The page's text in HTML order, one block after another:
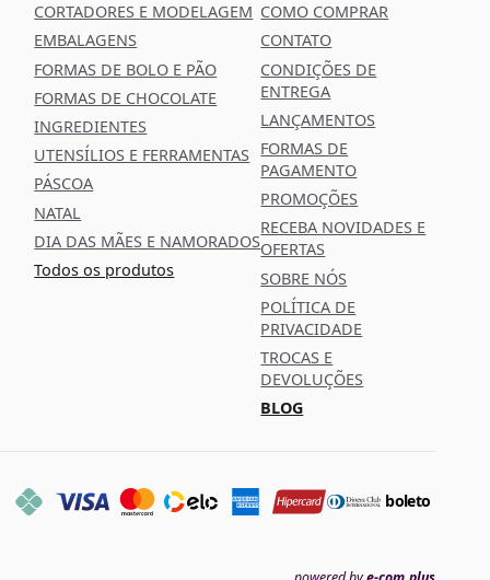
CORTADORES E MODELAGEM
EMBALAGENS
FORMAS DE BOLO E PÃO
FORMAS DE CHOCOLATE
INGREDIENTES
UTENSÍLIOS E FERRAMENTAS
PÁSCOA
NATAL
DIA DAS MÃES E NAMORADOS
Todos os produtos
COMO COMPRAR
CONTATO
CONDIÇÕES DE
ENTREGA
LANÇAMENTOS
FORMAS DE
PAGAMENTO
PROMOÇÕES
RECEBA NOVIDADES E
OFERTAS
SOBRE NÓS
POLÍTICA DE
PRIVACIDADE
TROCAS E
DEVOLUÇÕES
BLOG
boleto